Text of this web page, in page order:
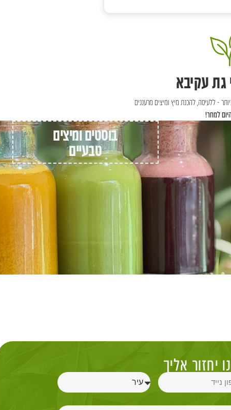
גת עקיבא
- ללעיסה, להכנת מיץ ומיצים מרעננים
למחר!
בוסטים ומיצים
טבעיים
יחזור אליך